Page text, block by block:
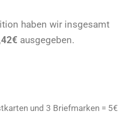
haben wir insgesamt
ausgegeben.
und 3 Briefmarken = 5€